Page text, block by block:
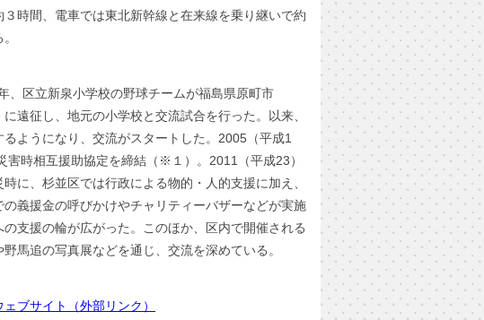
時間、電車では東北新幹線と在来線を乗り継いで約
、区立新泉小学校の野球チームが福島県原町市
に遠征し、地元の小学校と交流試合を行った。以来、
ようになり、交流がスタートした。2005（平成1
害時相互援助協定を締結（※１）。2011（平成23）
に、杉並区では行政による物的・人的支援に加え、
の義援金の呼びかけやチャリティーバザーなどが実施
の支援の輪が広がった。このほか、区内で開催される
馬追の写真展などを通じ、交流を深めている。
ブサイト（外部リンク）